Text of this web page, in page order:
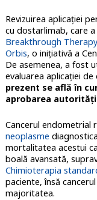
Revizuirea aplicației
cu dostarlimab, care
Breakthrough Therapy
Orbis, o inițiativă a
De asemenea, a fost
evaluarea aplicației de
prezent se află în
aprobarea
Cancerul endometrial
neoplasme
mortalitatea acestui
boală avansată,
Chimioterapia
paciente, însă
majoritatea.